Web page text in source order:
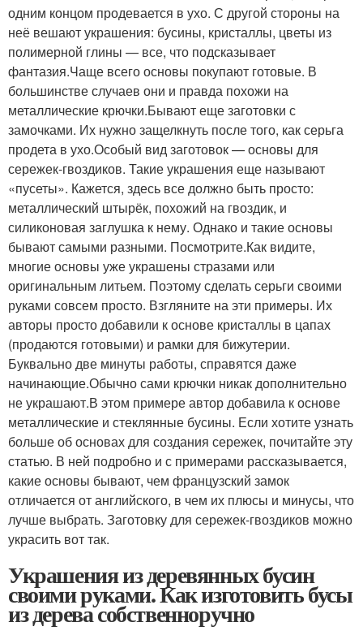
одним концом продевается в ухо. С другой стороны на
неё вешают украшения: бусины, кристаллы, цветы из
полимерной глины — все, что подсказывает
фантазия.Чаще всего основы покупают готовые. В
большинстве случаев они и правда похожи на
металлические крючки.Бывают еще заготовки с
замочками. Их нужно защелкнуть после того, как серьга
продета в ухо.Особый вид заготовок — основы для
сережек-гвоздиков. Такие украшения еще называют
«пусеты». Кажется, здесь все должно быть просто:
металлический штырёк, похожий на гвоздик, и
силиконовая заглушка к нему. Однако и такие основы
бывают самыми разными. Посмотрите.Как видите,
многие основы уже украшены стразами или
оригинальным литьем. Поэтому сделать серьги своими
руками совсем просто. Взгляните на эти примеры. Их
авторы просто добавили к основе кристаллы в цапах
(продаются готовыми) и рамки для бижутерии.
Буквально две минуты работы, справятся даже
начинающие.Обычно сами крючки никак дополнительно
не украшают.В этом примере автор добавила к основе
металлические и стеклянные бусины. Если хотите узнать
больше об основах для создания сережек, почитайте эту
статью. В ней подробно и с примерами рассказывается,
какие основы бывают, чем французский замок
отличается от английского, в чем их плюсы и минусы, что
лучше выбрать. Заготовку для сережек-гвоздиков можно
украсить вот так.
Украшения из деревянных бусин
своими руками. Как изготовить бусы
из дерева собственноручно